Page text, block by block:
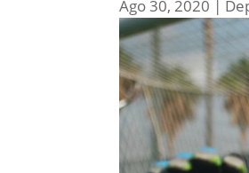
Ago 30, 2020 |